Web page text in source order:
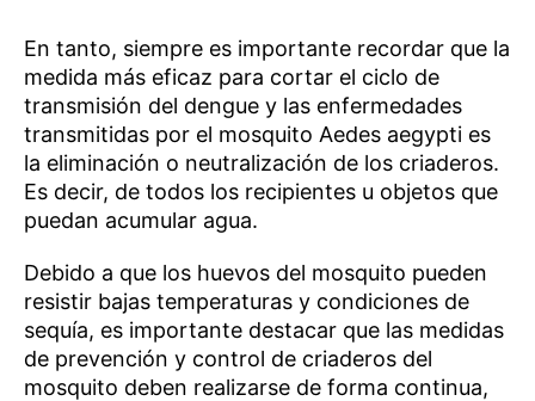
En tanto, siempre es importante recordar que la
medida más eficaz para cortar el ciclo de
transmisión del dengue y las enfermedades
transmitidas por el mosquito Aedes aegypti es
la eliminación o neutralización de los criaderos.
Es decir, de todos los recipientes u objetos que
puedan acumular agua.
Debido a que los huevos del mosquito pueden
resistir bajas temperaturas y condiciones de
sequía, es importante destacar que las medidas
de prevención y control de criaderos del
mosquito deben realizarse de forma continua,